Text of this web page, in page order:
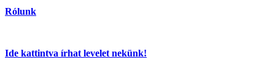
Rólunk
Ide kattintva írhat levelet nekünk!